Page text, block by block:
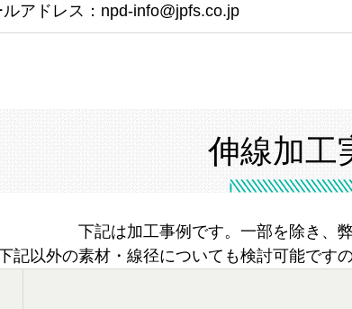
アドレス：npd-info@jpfs.co.jp
伸線加工
下記は加工事例です。一部を除き、
記以外の素材・線径についても検討可能です